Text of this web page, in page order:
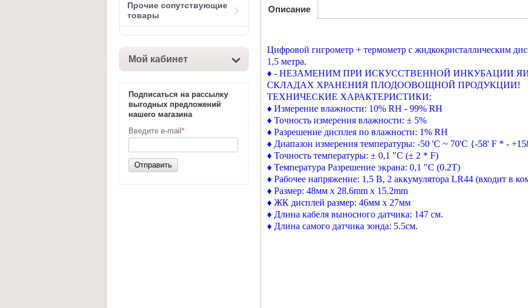
Прочие сопутствующие
товары
Мой кабинет
Подписаться на рассылку
выгодных предложений
нашего магазина
Введите e-mail *
Отправить
Описание
Цифровой гигрометр + термометр с жидкокристаллическим
1,5 метра.
♦ - НЕЗАМЕНИМ ПРИ ИСКУССТВЕННОЙ ИНКУБАЦИИ
СКЛАДАХ ХРАНЕНИЯ ПЛОДООВОЩНОЙ ПРОДУКЦИИ!
ТЕХНИЧЕСКИЕ ХАРАКТЕРИСТИКИ:
♦ Измерение влажности: 10% RH - 99% RH
♦ Точность измерения влажности: ± 5%
♦ Разрешение дисплея по влажности: 1% RH
♦ Диапазон измерения температуры: -50 'C ~ 70'C {-58' F * -
♦ Точность температуры: ± 0,1 "С (± 2 * F)
♦ Температура Разрешение экрана: 0,1 "С (0.2T)
♦ Рабочее напряжение: 1,5 В, 2 аккумулятора LR44 (входит в
♦ Размер: 48мм х 28.6mm х 15.2mm
♦ ЖК дисплей размер: 46мм х 27мм
♦ Длина кабеля выносного датчика: 147 см.
♦ Длина самого датчика зонда: 5.5cм.